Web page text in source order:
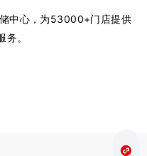
中心，为53000+门店提供
。